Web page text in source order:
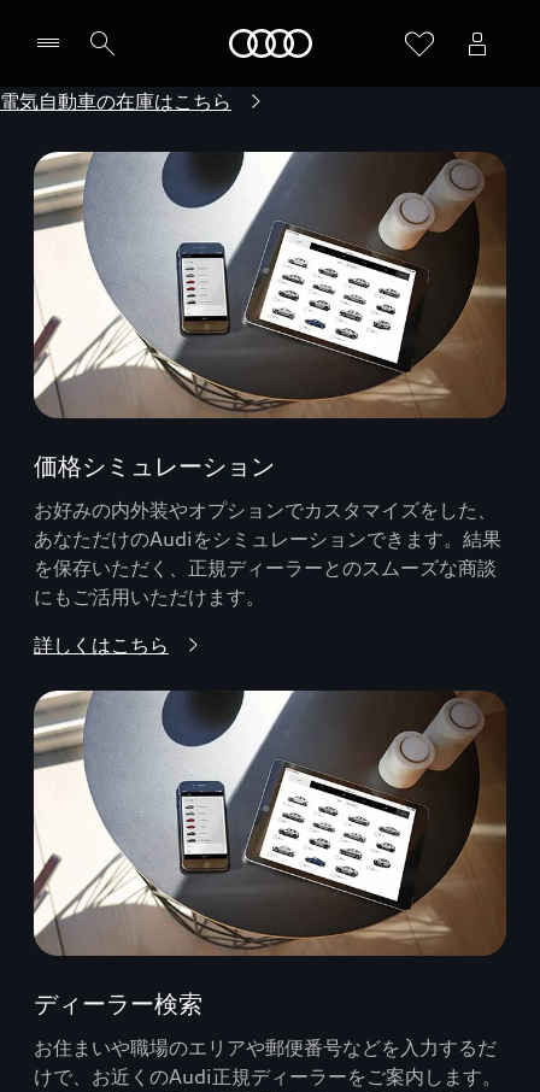
電気自動車の在庫はこちら
価格シミュレーション
お好みの内外装やオプションでカスタマイズをした、
あなただけのAudiをシミュレーションできます。結果
を保存いただく、正規ディーラーとのスムーズな商談
にもご活用いただけます。
詳しくはこちら
ディーラー検索
お住まいや職場のエリアや郵便番号などを入力するだ
けで、お近くのAudi正規ディーラーをご案内します。